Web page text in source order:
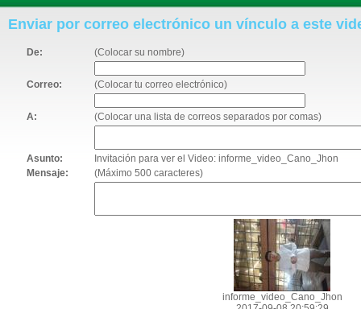
Enviar por correo electrónico un vínculo a este
De: (Colocar su nombre)
Correo: (Colocar tu correo electrónico)
A: (Colocar una lista de correos separados por comas)
Asunto:
Invitación para ver el Video: informe_video_Cano_Jhon
Mensaje:
(Máximo 500 caracteres)
informe_video_Cano_Jhon